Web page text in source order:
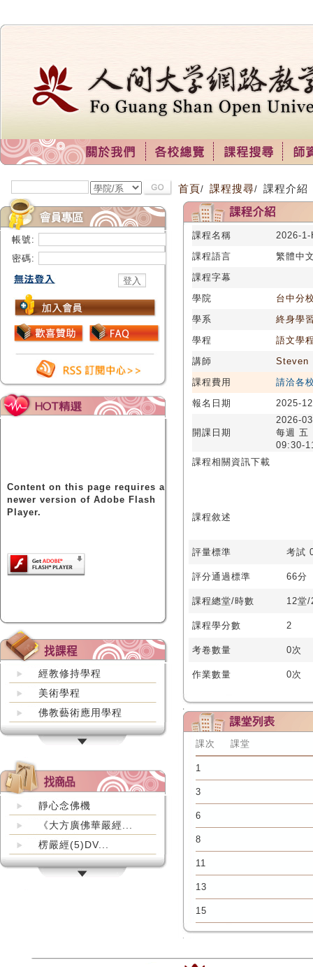
帳號:
密碼:
Content on this page requires a
newer version of Adobe Flash
Player.
經教修持學程
美術學程
佛教藝術應用學程
靜心念佛機
《大方廣佛華嚴經...
楞嚴經(5)DV...
首頁/ 課程搜尋/ 課程介紹
課程名稱
2026-
課程語言
繁體中
課程字幕
學院
台中分
學系
終身學
學程
語文學
講師
Steven
課程費用
請洽各
報名日期
2025-
開課日期
2026-
每週 五
09:30-
課程相關資訊下載
課程敘述
評量標準 考試
評分通過標準 66分
課程總堂/時數 12堂/
課程學分數 2
考卷數量 0次
作業數量 0次
課次 課堂
1
3
6
8
11
13
15